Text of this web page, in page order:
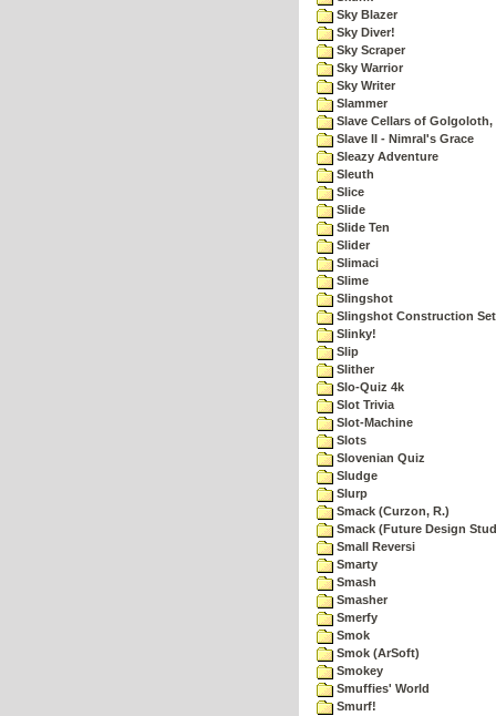
Sky Blazer
Sky Diver!
Sky Scraper
Sky Warrior
Sky Writer
Slammer
Slave Cellars of Golgoloth,
Slave II - Nimral's Grace
Sleazy Adventure
Sleuth
Slice
Slide
Slide Ten
Slider
Slimaci
Slime
Slingshot
Slingshot Construction Set
Slinky!
Slip
Slither
Slo-Quiz 4k
Slot Trivia
Slot-Machine
Slots
Slovenian Quiz
Sludge
Slurp
Smack (Curzon, R.)
Smack (Future Design
Small Reversi
Smarty
Smash
Smasher
Smerfy
Smok
Smok (ArSoft)
Smokey
Smuffies' World
Smurf!